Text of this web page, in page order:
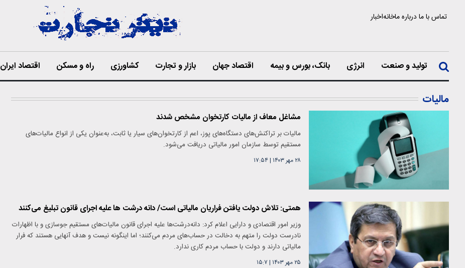
تماس با مادرباره ماخانهاخبار
تولید و صنعت انرژی بانک، بورس و بیمه اقتصاد جهان بازار و تجارت کشاورزی راه و مسکن اقتصاد ایران
مالیات
مشاغل معاف از مالیات کارتخوان مشخص شدند
مالیات بر تراکنش‌های دستگاه‌های پوز، اعم از کارتخوان‌های سیار یا ثابت، به‌عنوان یکی از انواع مالیات‌های
مستقیم توسط سازمان امور مالیاتی دریافت می‌شود.
۲۸ مهر ۱۴۰۳ |۱۷:۵۴
همتی: تلاش دولت یافتن فراریان مالیاتی است/ دانه درشت ها علیه اجرای قانون تبلیغ می‌کنند
وزیر امور اقتصادی و دارایی اعلام کرد: دانه‌درشت‌ها علیه اجرای قانون مالیات‌های مستقیم جوسازی و با اظهارات
نادرست دولت را متهم به دخالت در حساب‌های مردم می‌کنند؛ اما اینگونه نیست و هدف آنهایی هستند که فرار
مالیاتی دارند و دولت با حساب مردم کاری ندارد.
۲۵ مهر ۱۴۰۳ | ۱۵:۷